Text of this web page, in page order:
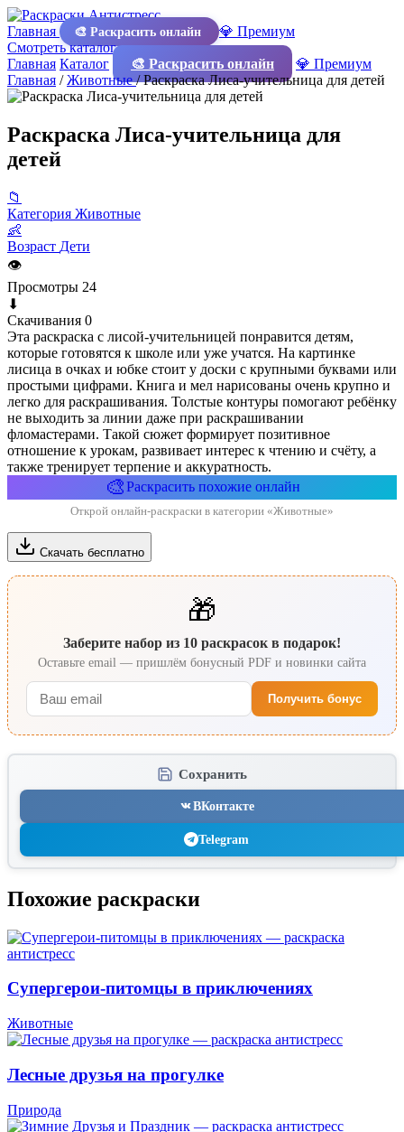
Главная 🎨 Раскрасить онлайн
💎 Премиум
Смотреть каталог
Главная Каталог 🎨 Раскрасить онлайн
💎 Премиум
Главная /Животные/Раскраска Лиса-учительница для детей
Раскраска Лиса-учительница для
детей
📁
Категория Животные
👶
Возраст Дети
👁
Просмотры 24
⬇
Скачивания 0
Эта раскраска с лисой-учительницей понравится детям,
которые готовятся к школе или уже учатся. На картинке
лисица в очках и юбке стоит у доски с крупными буквами или
простыми цифрами. Книга и мел нарисованы очень крупно и
легко для раскрашивания. Толстые контуры помогают ребёнку
не выходить за линии даже при раскрашивании
фломастерами. Такой сюжет формирует позитивное
отношение к урокам, развивает интерес к чтению и счёту, а
также тренирует терпение и аккуратность.
🎨Раскрасить похожие онлайн
Открой онлайн-раскраски в категории «Животные»
Скачать бесплатно
🎁
Заберите набор из 10 раскрасок в подарок!
Оставьте email — пришлём бонусный PDF и новинки сайта
Получить бонус
Сохранить
ВКонтакте
Telegram
Похожие раскраски
Супергерои-питомцы в приключениях
Животные
Лесные друзья на прогулке
Природа